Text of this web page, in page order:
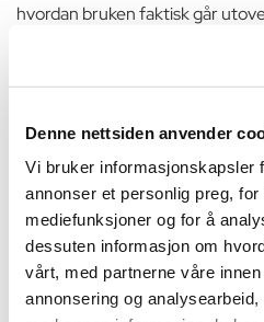
Denne nettsiden anvender
Vi bruker informasjonskapsler
annonser et personlig preg,
mediefunksjoner og for å
dessuten informasjon om
vårt, med partnerne våre
annonsering og
hvordan bruken faktisk går
forøvrig ganske bred enighet
Rusen brukes uten
Når rusmidler brukes uten at
fester med andre, så kan det
rusmisbruk
. Her snakker
et vinglass en sen kveld alene. I
for eksempel drikke seg full helt
uten noe mål og mening. En